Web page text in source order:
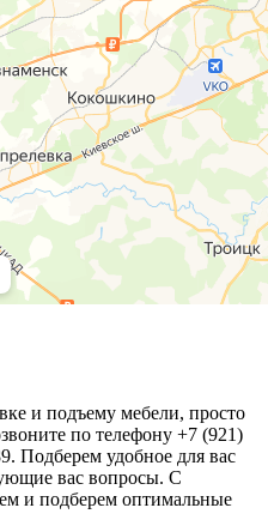
и подъему мебели, просто
по телефону +7 (921)
Подберем удобное для вас
вас вопросы. С
и подберем оптимальные